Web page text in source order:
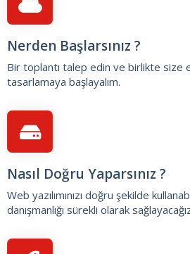
Nerden Başlarsınız ?
Bir toplantı talep edin ve birlikte size
tasarlamaya başlayalım.
Nasıl Doğru Yaparsınız ?
Web yazılımınızı doğru şekilde
danışmanlığı sürekli olarak